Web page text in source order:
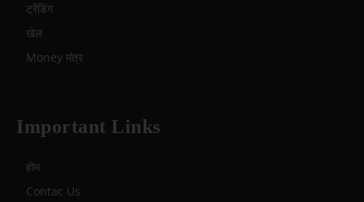
ट्रेंडिंग
खेल
Money मंत्र
Important Links
होम
Contac Us